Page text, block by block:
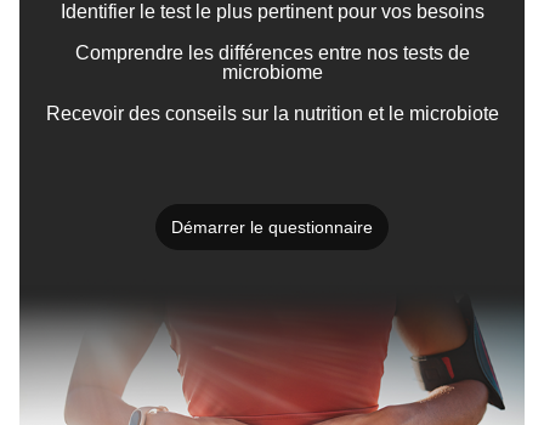
Identifierle test le plus pertinent pour vos besoins
Comprendre les différences entre nos tests de
microbiome
Recevoir des conseils sur la nutrition et le microbiote
Démarrer le questionnaire